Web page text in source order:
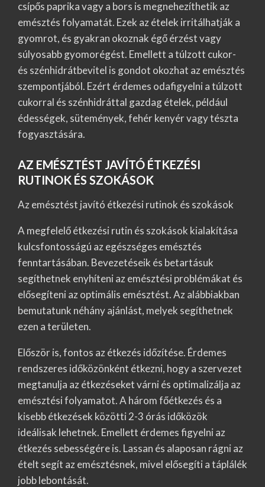
csípős paprika vagy a bors is megnehezíthetik az
emésztés folyamatát. Ezek az ételek irritálhatják a
gyomrot, és gyakran okoznak égő érzést vagy
súlyosabb gyomorégést. Emellett a túlzott cukor-
és szénhidrátbevitel is gondot okozhat az emésztés
szempontjából. Ezért érdemes odafigyelni a túlzott
cukorral és szénhidráttal gazdag ételek, például
édességek, sütemények, fehér kenyér vagy tészta
fogyasztására.
AZ EMÉSZTÉST JAVÍTÓ ÉTKEZÉSI
RUTINOK ÉS SZOKÁSOK
Az emésztést javító étkezési rutinok és szokások
A megfelelő étkezési rutin és szokások kialakítása
kulcsfontosságú az egészséges emésztés
fenntartásában. Bevezetéseik és betartásuk
segíthetnek enyhíteni az emésztési problémákat és
elősegíteni az optimális emésztést. Az alábbiakban
bemutatunk néhány ajánlást, melyek segíthetnek
ezen a területen.
Először is, fontos az étkezés időzítése. Érdemes
rendszeres időközönként étkezni, hogy a szervezet
megtanulja az étkezéseket várni és optimalizálja az
emésztési folyamatot. A három főétkezés és a
kisebb étkezések közötti 2-3 órás időközök
ideálisak lehetnek. Emellett érdemes figyelni az
étkezés sebességére is. Lassan és alaposan rágni az
ételt segít az emésztésnek, mivel elősegíti a táplálék
jobb lebontását.